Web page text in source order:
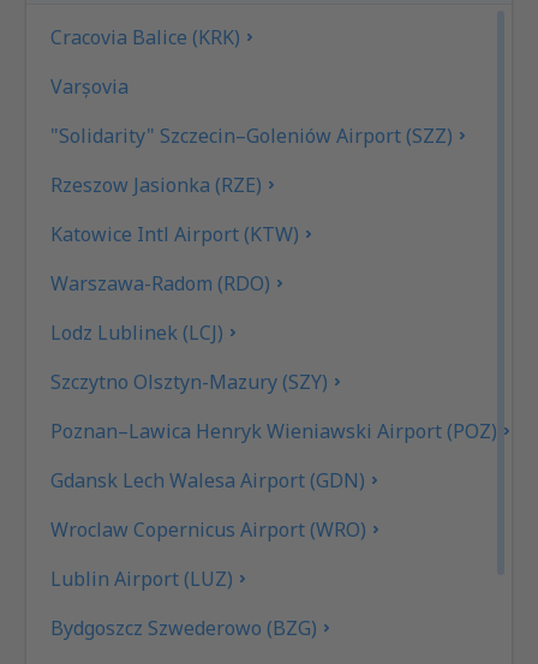
Cracovia Balice (KRK)
Varşovia
"Solidarity" Szczecin–Goleniów Airport (SZZ)
Rzeszow Jasionka (RZE)
Katowice Intl Airport (KTW)
Warszawa-Radom (RDO)
Lodz Lublinek (LCJ)
Szczytno Olsztyn-Mazury (SZY)
Poznan–Lawica Henryk Wieniawski Airport (POZ)
Gdansk Lech Walesa Airport (GDN)
Wroclaw Copernicus Airport (WRO)
Lublin Airport (LUZ)
Bydgoszcz Szwederowo (BZG)